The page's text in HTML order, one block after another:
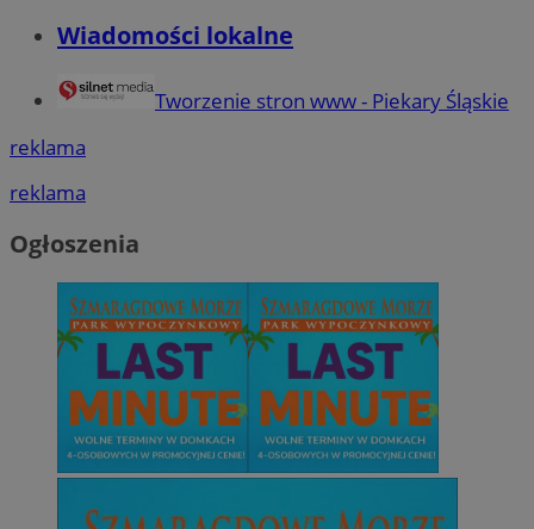
Wiadomości lokalne
Tworzenie stron www - Piekary Śląskie
reklama
reklama
Ogłoszenia